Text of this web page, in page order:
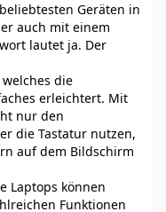
Geräten in
auch mit einem
lautet ja. Der
die
erleichtert. Mit
nur den
die Tastatur nutzen,
auf dem Bildschirm
Laptops können
Funktionen